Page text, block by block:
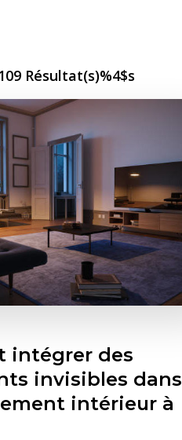
Résultat(s)%4$s
intégrer des
invisibles dans
intérieur à